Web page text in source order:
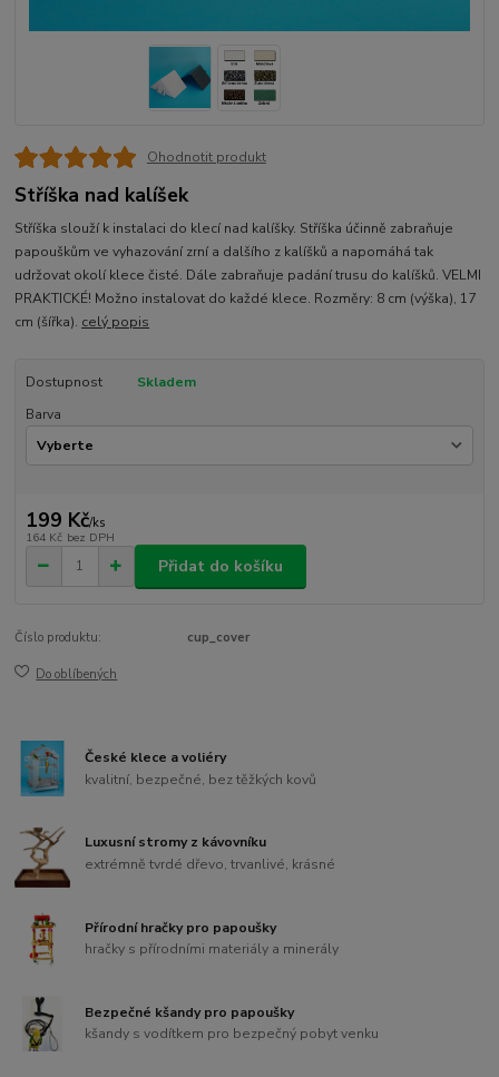
Ohodnotit produkt
Stříška nad kalíšek
Stříška slouží k instalaci do klecí nad kalíšky. Stříška účinně zabraňuje
papouškům ve vyhazování zrní a dalšího z kalíšků a napomáhá tak
udržovat okolí klece čisté. Dále zabraňuje padání trusu do kalíšků. VELMI
PRAKTICKÉ! Možno instalovat do každé klece. Rozměry: 8 cm (výška), 17
cm (šířka). celý popis
Dostupnost
Skladem
Barva
199 Kč/ks
164 Kč bez DPH
Přidat do košíku
Číslo produktu: cup_cover
Do oblíbených
České klece a voliéry
kvalitní, bezpečné, bez těžkých kovů
Luxusní stromy z kávovníku
extrémně tvrdé dřevo, trvanlivé, krásné
Přírodní hračky pro papoušky
hračky s přírodními materiály a minerály
Bezpečné kšandy pro papoušky
kšandy s vodítkem pro bezpečný pobyt venku